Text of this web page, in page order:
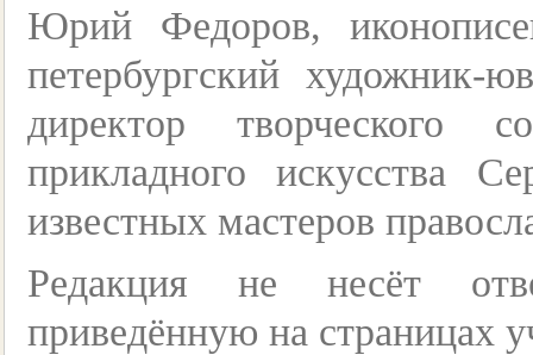
Юрий Федоров,
петербургский художник-
директор творческого
прикладного искусства
известных мастеров
Редакция не несёт
приведённую на страницах